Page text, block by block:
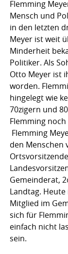
Flemming
Mensch und
in den letzten
Meyer ist weit
Minderheit
Politiker. Als
Otto Meyer ist
worden.
hingelegt wie
70zigern und
Flemming noch
Flemming
den Menschen
Gemeinderat,
Landtag.
Mitglied im
sich für
einfach nicht
sein.